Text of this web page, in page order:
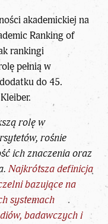
akademickiej na
Ranking of
rankingi
pełnią w
do 45.
rolę w
rośnie
ich znaczenia oraz
Najkrótsza definicja
bazujące na
systemach
badawczych i